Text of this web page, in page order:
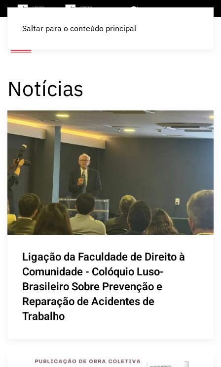
Saltar para o conteúdo principal
Notícias
Ligação da Faculdade de Direito à
Comunidade - Colóquio Luso-
Brasileiro Sobre Prevenção e
Reparação de Acidentes de
Trabalho